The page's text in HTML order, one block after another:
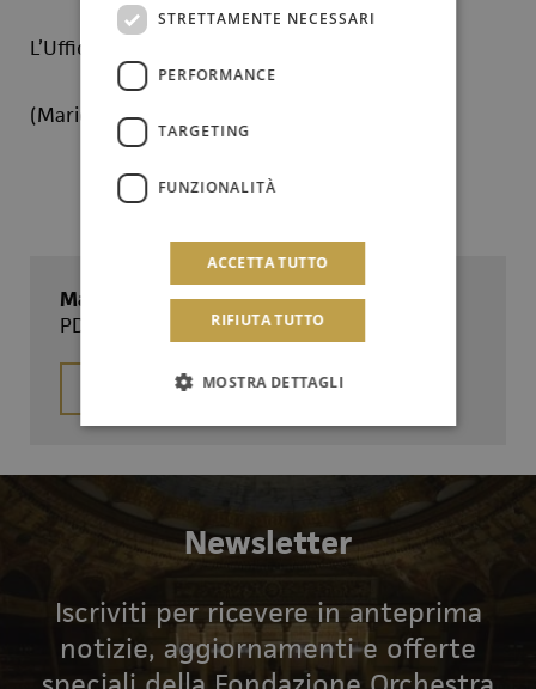
L’Ufficio stampa
(Mario Pintagro)
Manifestazione d'interesse
PDF - 1056.932 Kb
Newsletter
Iscriviti per ricevere in anteprima
notizie, aggiornamenti e offerte
STRETTAMENTE NECESSARI
PERFORMANCE
TARGETING
FUNZIONALITÀ
ACCETTA TUTTO
RIFIUTA TUTTO
MOSTRA DETTAGLI